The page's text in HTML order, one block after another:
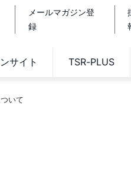
メールマガジン登
録
サイト TSR-PLUS
いて